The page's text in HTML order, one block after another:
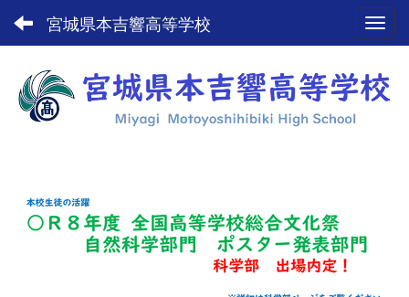
宮城県本吉響高等学校